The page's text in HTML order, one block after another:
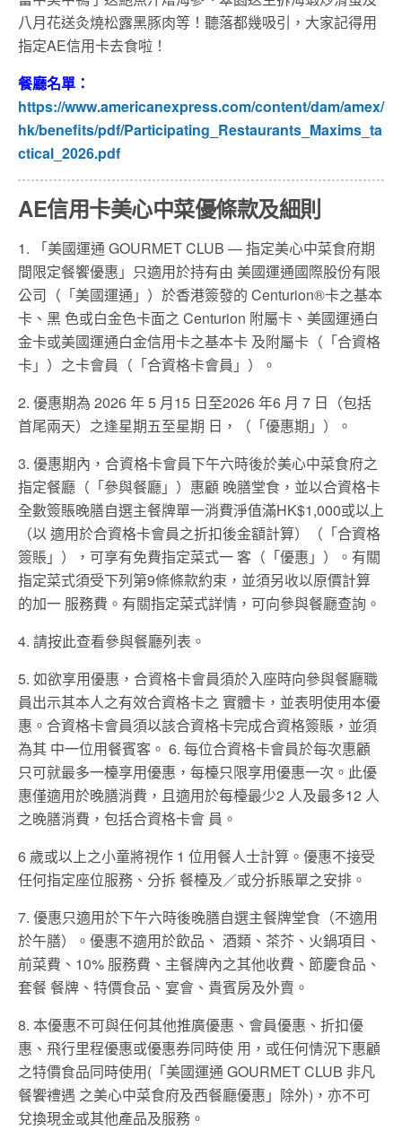
八月花送灸燒松露黑豚肉等！聽落都幾吸引，大家記得用
指定AE信用卡去食啦！
餐廳名單：
https://www.americanexpress.com/content/dam/amex/
hk/benefits/pdf/Participating_Restaurants_Maxims_ta
ctical_2026.pdf
AE信用卡美心中菜優條款及細則
1. 「美國運通 GOURMET CLUB — 指定美心中菜食府期
間限定餐饗優惠」只適用於持有由 美國運通國際股份有限
公司（「美國運通」）於香港簽發的 Centurion®卡之基本
卡、黑 色或白金色卡面之 Centurion 附屬卡、美國運通白
金卡或美國運通白金信用卡之基本卡 及附屬卡（「合資格
卡」）之卡會員（「合資格卡會員」）。
2. 優惠期為 2026 年 5 月15 日至2026 年6 月 7 日（包括
首尾兩天）之逢星期五至星期 日，（「優惠期」）。
3. 優惠期內，合資格卡會員下午六時後於美心中菜食府之
指定餐廳（「參與餐廳」）惠顧 晚膳堂食，並以合資格卡
全數簽賬晚膳自選主餐牌單一消費淨值滿HK$1,000或以上
（以 適用於合資格卡會員之折扣後金額計算）（「合資格
簽賬」），可享有免費指定菜式一 客（「優惠」）。有關
指定菜式須受下列第9條條款約束，並須另收以原價計算
的加一 服務費。有關指定菜式詳情，可向參與餐廳查詢。
4. 請按此查看參與餐廳列表。
5. 如欲享用優惠，合資格卡會員須於入座時向參與餐廳職
員出示其本人之有效合資格卡之 實體卡，並表明使用本優
惠。合資格卡會員須以該合資格卡完成合資格簽賬，並須
為其 中一位用餐賓客。 6. 每位合資格卡會員於每次惠顧
只可就最多一檯享用優惠，每檯只限享用優惠一次。此優
惠僅適用於晚膳消費，且適用於每檯最少2 人及最多12 人
之晚膳消費，包括合資格卡會 員。
6 歲或以上之小童將視作 1 位用餐人士計算。優惠不接受
任何指定座位服務、分拆 餐檯及／或分拆賬單之安排。
7. 優惠只適用於下午六時後晚膳自選主餐牌堂食（不適用
於午膳）。優惠不適用於飲品、 酒類、茶芥、火鍋項目、
前菜費、10% 服務費、主餐牌內之其他收費、節慶食品、
套餐 餐牌、特價食品、宴會、貴賓房及外賣。
8. 本優惠不可與任何其他推廣優惠、會員優惠、折扣優
惠、飛行里程優惠或優惠券同時使 用，或任何情況下惠顧
之特價食品同時使用(「美國運通 GOURMET CLUB 非凡
餐饗禮遇 之美心中菜食府及西餐廳優惠」除外)，亦不可
兌換現金或其他產品及服務。